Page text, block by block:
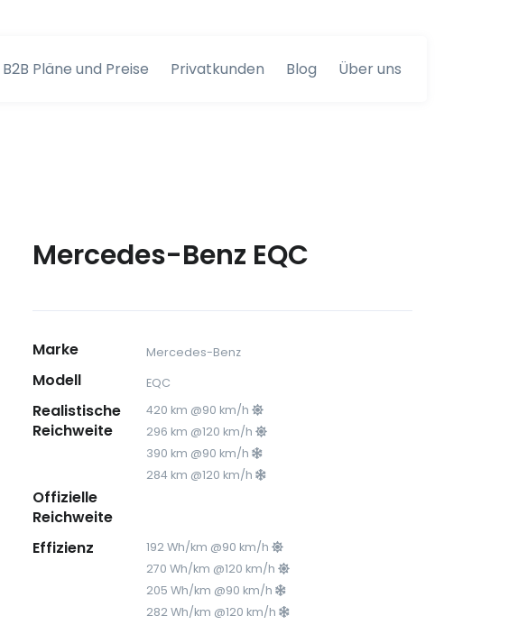
B2B Pläne und Preise Privatkunden Blog Über uns
Mercedes-Benz EQC
Marke Mercedes-Benz
Modell EQC
Realistische
Reichweite
420 km @90 km/h
296 km @120 km/h
390 km @90 km/h
284 km @120 km/h
Offizielle
Reichweite
Effizienz
192 Wh/km @90 km/h
270 Wh/km @120 km/h
205 Wh/km @90 km/h
282 Wh/km @120 km/h